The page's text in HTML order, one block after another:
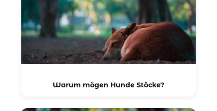
Warum mögen Hunde Stöcke?